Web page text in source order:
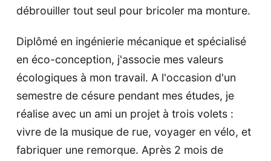
débrouiller tout seul pour bricoler ma monture.
Diplômé en ingénierie mécanique et spécialisé
en éco-conception, j'associe mes valeurs
écologiques à mon travail. A l'occasion d'un
semestre de césure pendant mes études, je
réalise avec un ami un projet à trois volets :
vivre de la musique de rue, voyager en vélo, et
fabriquer une remorque. Après 2 mois de